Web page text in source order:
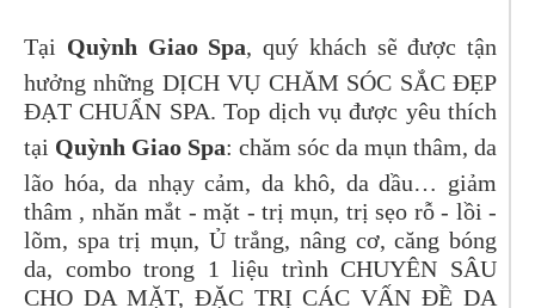
Tại Quỳnh Giao Spa, quý khách sẽ được tận
hưởng những DỊCH VỤ CHĂM SÓC SẮC ĐẸP
ĐẠT CHUẨN SPA. Top dịch vụ được yêu thích
tại Quỳnh Giao Spa: chăm sóc da mụn thâm, da
lão hóa, da nhạy cảm, da khô, da dầu… giảm
thâm , nhăn mắt - mặt - trị mụn, trị sẹo rỗ - lồi -
lõm, spa trị mụn, Ủ trắng, nâng cơ, căng bóng
da, combo trong 1 liệu trình CHUYÊN SÂU
CHO DA MẶT, ĐẶC TRỊ CÁC VẤN ĐỀ DA